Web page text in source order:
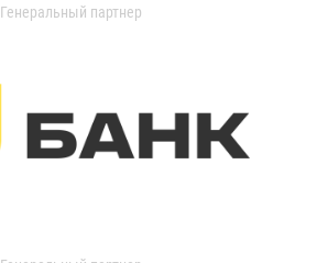
Генеральный партнер